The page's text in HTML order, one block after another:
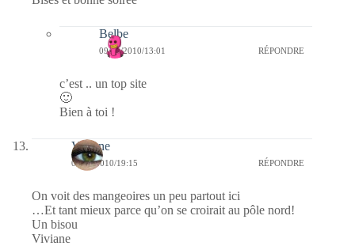
Belbe
09/01/2010/13:01 RÉPONDRE
c’est .. un top site
🙂
Bien à toi !
Viviane
08/01/2010/19:15 RÉPONDRE
On voit des mangeoires un peu partout ici
…Et tant mieux parce qu’on se croirait au pôle nord!
Un bisou
Viviane